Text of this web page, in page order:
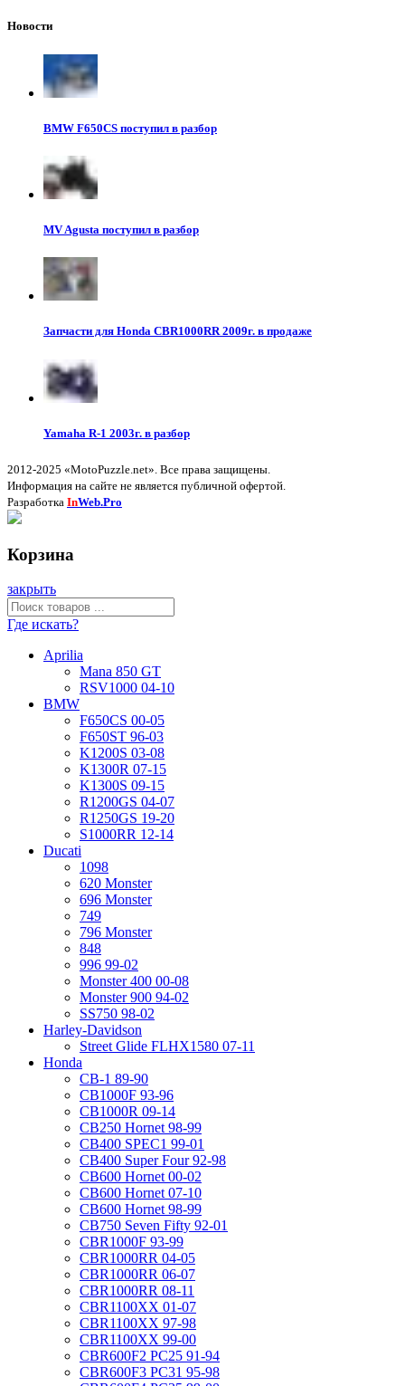
Новости
BMW F650CS поступил в разбор
MV Agusta поступил в разбор
Запчасти для Honda CBR1000RR 2009г. в продаже
Yamaha R-1 2003г. в разбор
2012-2025 «MotoPuzzle.net». Все права защищены.
Информация на сайте не является публичной офертой.
Разработка InWeb.Pro
Корзина
закрыть
Где искать?
Aprilia
Mana 850 GT
RSV1000 04-10
BMW
F650CS 00-05
F650ST 96-03
K1200S 03-08
K1300R 07-15
K1300S 09-15
R1200GS 04-07
R1250GS 19-20
S1000RR 12-14
Ducati
1098
620 Monster
696 Monster
749
796 Monster
848
996 99-02
Monster 400 00-08
Monster 900 94-02
SS750 98-02
Harley-Davidson
Street Glide FLHX1580 07-11
Honda
CB-1 89-90
CB1000F 93-96
CB1000R 09-14
CB250 Hornet 98-99
CB400 SPEC1 99-01
CB400 Super Four 92-98
CB600 Hornet 00-02
CB600 Hornet 07-10
CB600 Hornet 98-99
CB750 Seven Fifty 92-01
CBR1000F 93-99
CBR1000RR 04-05
CBR1000RR 06-07
CBR1000RR 08-11
CBR1100XX 01-07
CBR1100XX 97-98
CBR1100XX 99-00
CBR600F2 PC25 91-94
CBR600F3 PC31 95-98